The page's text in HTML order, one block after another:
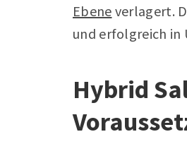
Ebene verlagert.
und erfolgreich in
Hybrid